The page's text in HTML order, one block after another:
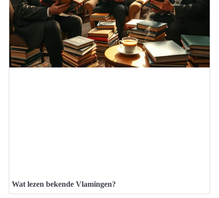
Wat lezen bekende Vlamingen?